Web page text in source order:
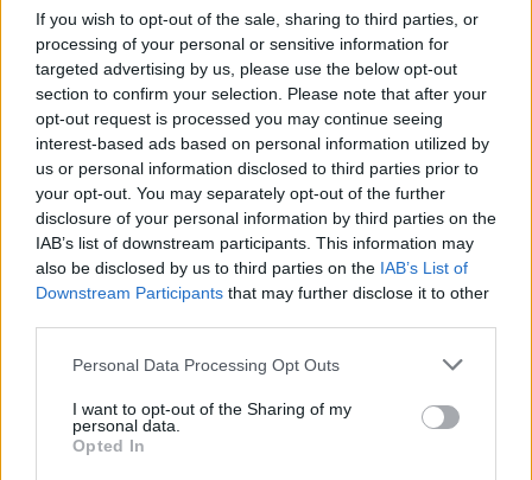
If you wish to opt-out of the sale, sharing to third parties, or
processing of your personal or sensitive information for
targeted advertising by us, please use the below opt-out
section to confirm your selection. Please note that after your
opt-out request is processed you may continue seeing
interest-based ads based on personal information utilized by
us or personal information disclosed to third parties prior to
your opt-out. You may separately opt-out of the further
disclosure of your personal information by third parties on the
IAB’s list of downstream participants. This information may
also be disclosed by us to third parties on the IAB’s List of
Downstream Participants that may further disclose it to other
Personal Data Processing Opt Outs
I want to opt-out of the Sharing of my
personal data.
Opted In
ΠΕΡΙΣΣΌΤΕΡΑ ΣΕ ΑΥΤΉ ΤΗΝ ΚΑΤΗΓΟΡΊΑ
Ολλανδία
30/03/2024 - 12:00
Ολλανδία:
τελευταίος όμηρος-
Συνελήφθη ο δράστης